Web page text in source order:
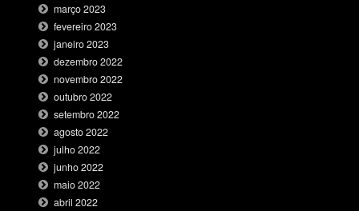
março 2023
fevereiro 2023
janeiro 2023
dezembro 2022
novembro 2022
outubro 2022
setembro 2022
agosto 2022
julho 2022
junho 2022
maio 2022
abril 2022